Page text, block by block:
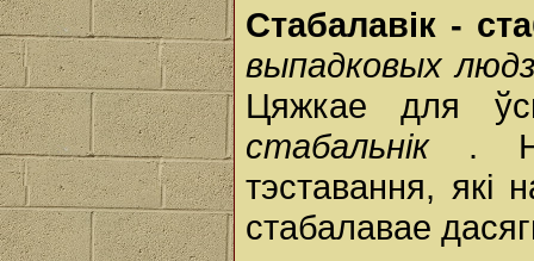
Стабалавік -
выпадковых
Цяжкае для
стабальнік .
тэставання, які
стабалавае